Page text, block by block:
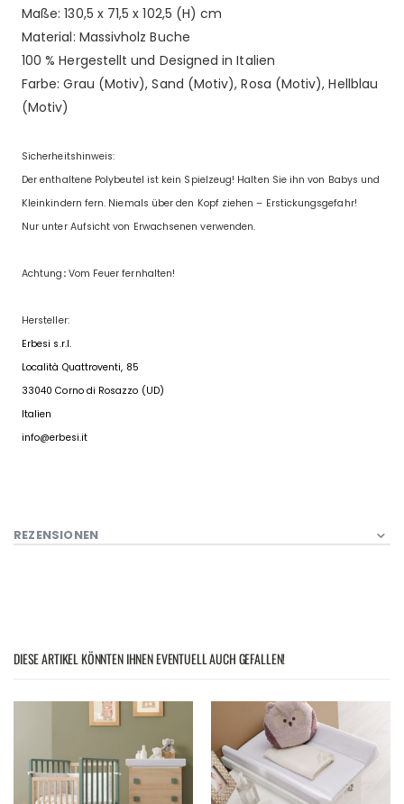
Maße: 130,5 x 71,5 x 102,5 (H) cm
Material: Massivholz Buche
100 % Hergestellt und Designed in Italien
Farbe: Grau (Motiv), Sand (Motiv), Rosa (Motiv), Hellblau
(Motiv)
Sicherheitshinweis:
Der enthaltene Polybeutel ist kein Spielzeug! Halten Sie ihn von Babys und
Kleinkindern fern. Niemals über den Kopf ziehen – Erstickungsgefahr!
Nur unter Aufsicht von Erwachsenen verwenden.
Achtung :Vom Feuer fernhalten!
Hersteller:
Erbesi s.r.l.
Località Quattroventi, 85
33040 Corno di Rosazzo (UD)
Italien
info@erbesi.it
REZENSIONEN
DIESE ARTIKEL KÖNNTEN IHNEN EVENTUELL AUCH GEFALLEN!